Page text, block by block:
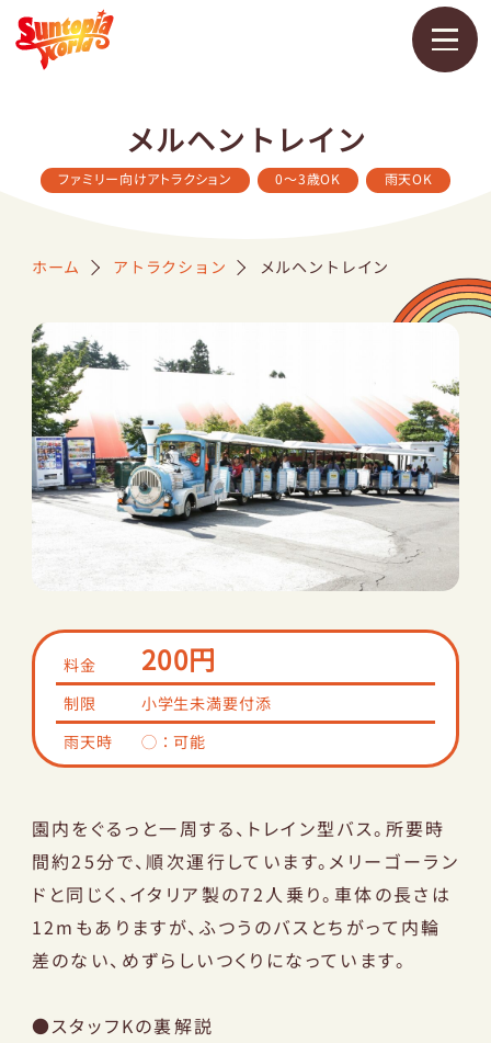
を
開
アトラクション
園内マップ
レストラン
ショップ
アクセス
サントピアワールドとは
NEWS
団体のお客様へ
サバイバルゲーム
オンラインショップ
安心安全な園の運営について
プライバシーポリシー
採用情報
ホーム アトラクション メルヘントレイン
メルヘントレイン
ファミリー向けアトラクション 0～3歳OK 雨天OK
料金 200円
制限
小学生未満要付添
雨天時
◯：可能
園内をぐるっと一周する、トレイン型バス。所要時
間約25分で、順次運行しています。メリーゴーラン
ドと同じく、イタリア製の72人乗り。車体の長さは
12mもありますが、ふつうのバスとちがって内輪
差のない、めずらしいつくりになっています。
●スタッフKの裏解説